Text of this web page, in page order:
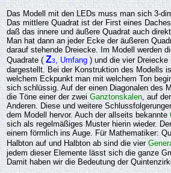
Das Modell mit den LEDs muss man sich 3-
Das mittlere Quadrat ist der First eines
daß das innere und äußere Quadrat auch
Man hat dann an jeder Ecke der äußeren
darauf stehende Dreiecke. Im Modell werden
Quadrate ( Z3, Umfang ) und die vier Dreiecke
dargestellt. Bei der Konstruktion des Modells
welchem Eckpunkt man mit welchem Ton
sich schlüssig. Auf der einen Diagonalen des
die Töne einer der zweiGanztonskalen, auf
Anderen. Diese und weitere
dem Modell hervor. Auch der allseits bekannte
sich als regelmäßiges Muster hierin wieder.
einem förmlich ins Auge. Für Mathematiker:
Halbton auf und Halbton ab sind die vier
jedem dieser Elemente lässt sich die ganze
Damit haben wir die Bedeutung der